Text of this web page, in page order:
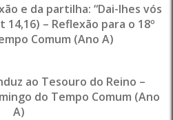
e da partilha: “Dai-lhes vós
14,16) – Reflexão para o 18º
Comum (Ano A)
ao Tesouro do Reino –
do Tempo Comum (Ano
A)